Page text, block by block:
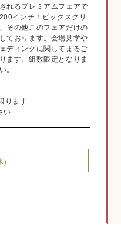
れるプレミアムフェアで
インチ！ビックスクリ
その他このフェアだけの
ております。会場見学や
ディングに関してまるご
ます。組数限定となりま
。
ります
い
)